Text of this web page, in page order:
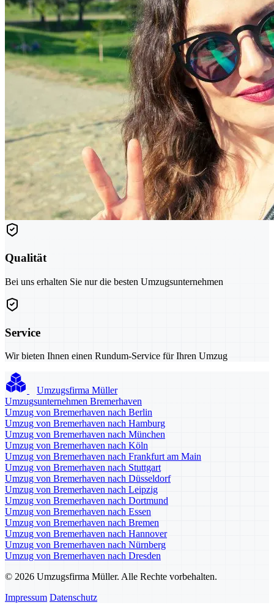
Qualität
Bei uns erhalten Sie nur die besten Umzugsunternehmen
Service
Wir bieten Ihnen einen Rundum-Service für Ihren Umzug
Umzugsfirma Müller
Umzugsunternehmen Bremerhaven
Umzug von Bremerhaven nach Berlin
Umzug von Bremerhaven nach Hamburg
Umzug von Bremerhaven nach München
Umzug von Bremerhaven nach Köln
Umzug von Bremerhaven nach Frankfurt am Main
Umzug von Bremerhaven nach Stuttgart
Umzug von Bremerhaven nach Düsseldorf
Umzug von Bremerhaven nach Leipzig
Umzug von Bremerhaven nach Dortmund
Umzug von Bremerhaven nach Essen
Umzug von Bremerhaven nach Bremen
Umzug von Bremerhaven nach Hannover
Umzug von Bremerhaven nach Nürnberg
Umzug von Bremerhaven nach Dresden
© 2026 Umzugsfirma Müller. Alle Rechte vorbehalten.
Impressum Datenschutz